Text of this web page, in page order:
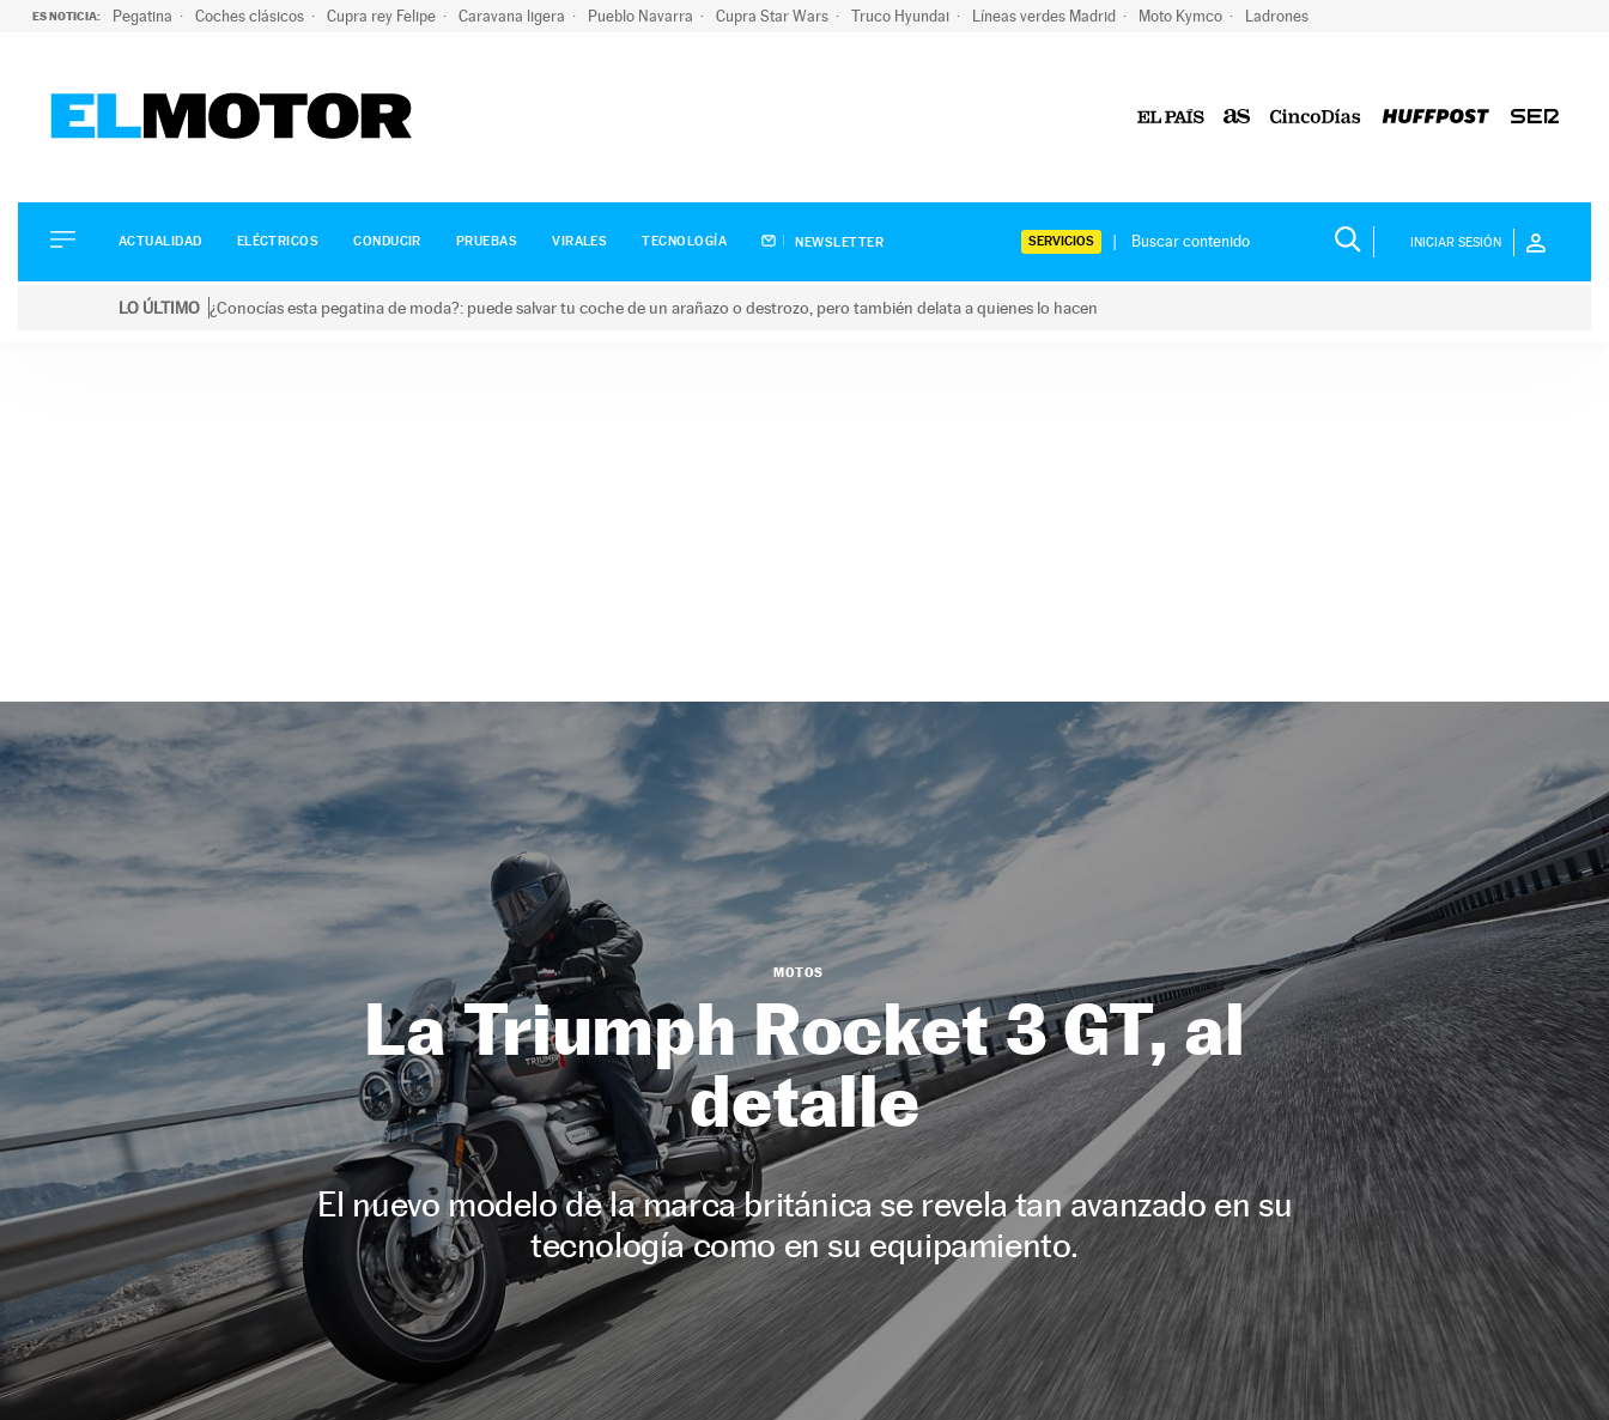
ES NOTICIA: Pegatina Coches clásicos Cupra rey Felipe Caravana ligera Pueblo Navarra Cupra Star Wars Truco Hyundai Líneas verdes Madrid Moto Kymco Ladrones
ELÉCTRICOS
CONDUCIR
ACTUALIDAD ELÉCTRICOS CONDUCIR PRUEBAS VIRALES TECNOLOGÍA NEWSLETTER SERVICIOS INICIAR SESIÓN
LO ÚLTIMO ¿Conocías esta pegatina de moda?: puede salvar tu coche de un arañazo o destrozo, pero también delata a quienes lo hacen
MOTOS
La Triumph Rocket 3 GT, al
detalle
El nuevo modelo de la marca británica se revela tan avanzado en su
tecnología como en su equipamiento.